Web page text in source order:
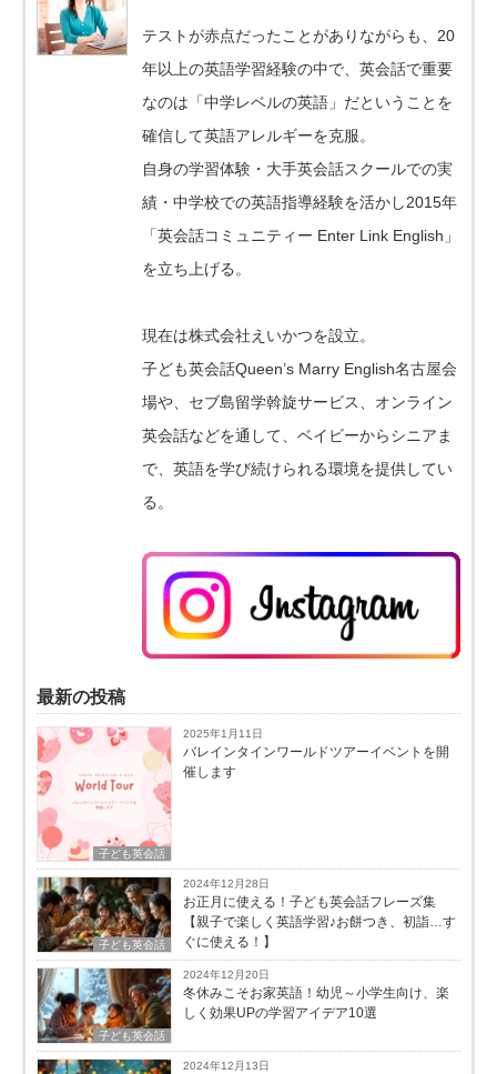
テストが赤点だったことがありながらも、20
年以上の英語学習経験の中で、英会話で重要
なのは「中学レベルの英語」だということを
確信して英語アレルギーを克服。
自身の学習体験・大手英会話スクールでの実
績・中学校での英語指導経験を活かし2015年
「英会話コミュニティー Enter Link English」
を立ち上げる。
現在は株式会社えいかつを設立。
子ども英会話Queen’s Marry English名古屋会
場や、セブ島留学斡旋サービス、オンライン
英会話などを通して、ベイビーからシニアま
で、英語を学び続けられる環境を提供してい
る。
最新の投稿
子ども英会話
2025年1月11日
バレインタインワールドツアーイベントを開
催します
子ども英会話
2024年12月28日
お正月に使える！子ども英会話フレーズ集
【親子で楽しく英語学習♪お餅つき、初詣…す
ぐに使える！】
子ども英会話
2024年12月20日
冬休みこそお家英語！幼児～小学生向け、楽
しく効果UPの学習アイデア10選
2024年12月13日